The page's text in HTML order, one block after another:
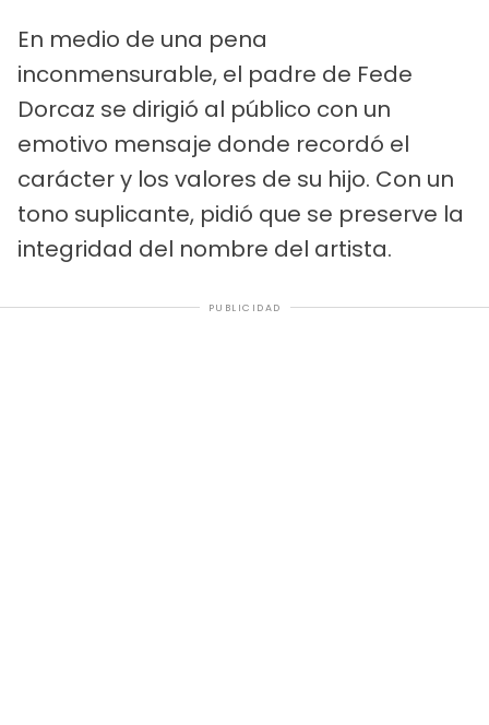
En medio de una pena
inconmensurable, el padre de Fede
Dorcaz se dirigió al público con un
emotivo mensaje donde recordó el
carácter y los valores de su hijo. Con un
tono suplicante, pidió que se preserve la
integridad del nombre del artista.
PUBLICIDAD